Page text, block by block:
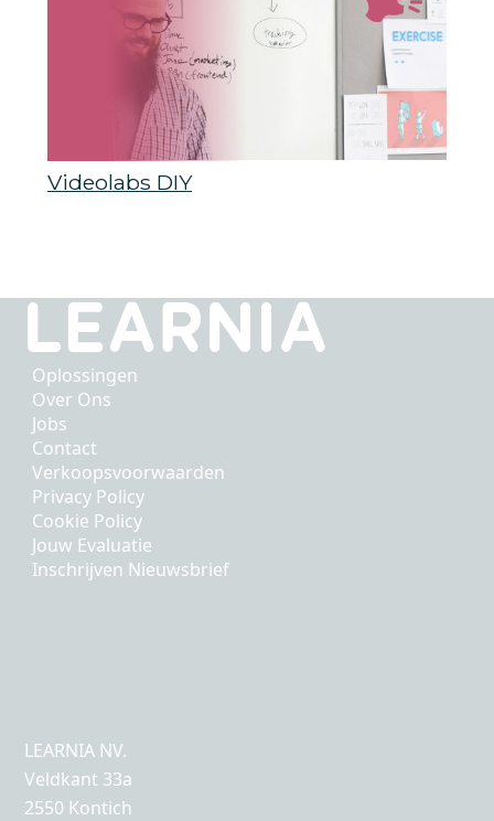
Videolabs DIY
Oplossingen
Over Ons
Jobs
Contact
Verkoopsvoorwaarden
Privacy Policy
Cookie Policy
Jouw Evaluatie
Inschrijven Nieuwsbrief
LEARNIA NV.
Veldkant 33a
2550 Kontich